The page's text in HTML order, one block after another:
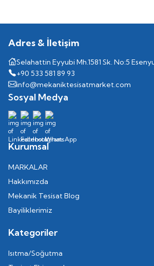
Adres & İletişim
Selahattin Eyyubi Mh.1581 Sk. No:5
+90 533 581 89 93
info@mekaniktesisatmarket.com
Sosyal Medya
Kurumsal
MARKALAR
Hakkımızda
Mekanik Tesisat Blog
Bayiliklerimiz
Kategoriler
Isıtma/Soğutma